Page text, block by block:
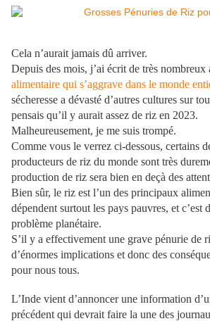
Cela n’aurait jamais dû arriver.
Depuis des mois, j’ai écrit de très nombreux
alimentaire qui s’aggrave dans le monde
sécheresse a dévasté d’autres cultures sur
pensais qu’il y aurait assez de riz en 2023.
Malheureusement, je me suis trompé.
Comme vous le verrez ci-dessous, certains
producteurs de riz du monde sont très
production de riz sera bien en deçà des
Bien sûr, le riz est l’un des principaux
dépendent surtout les pays pauvres, et c’est
problème planétaire.
S’il y a effectivement une grave pénurie de
d’énormes implications et donc des
pour nous tous.
L’Inde vient d’annoncer une information
précédent qui devrait faire la une des